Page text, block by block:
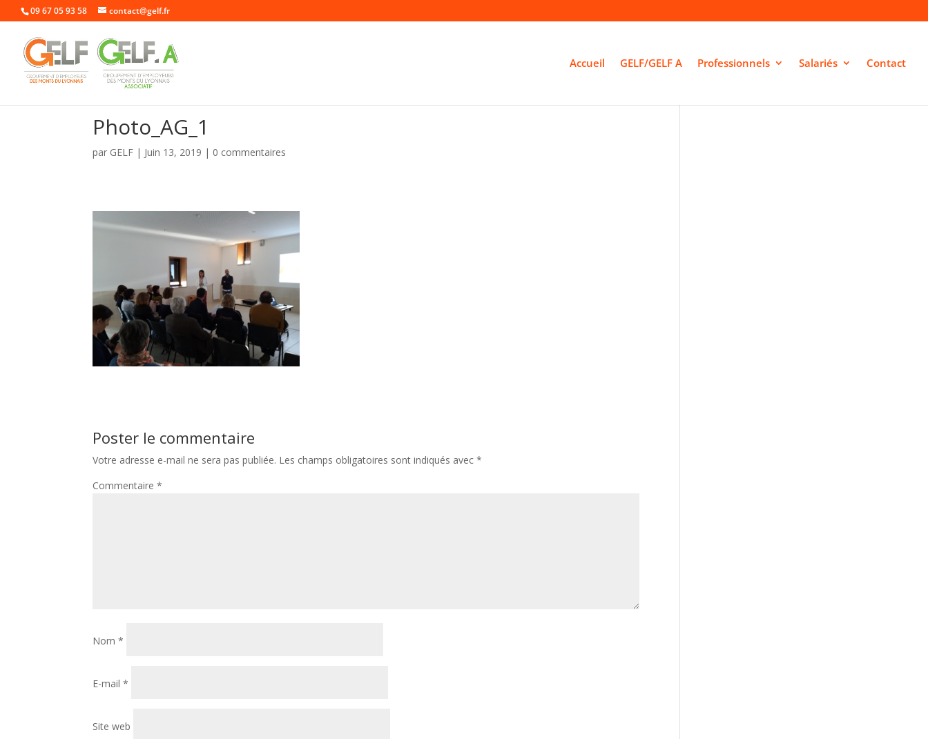
09 67 05 93 58 contact@gelf.fr
Accueil GELF/GELF A Professionnels Salariés Contact
Photo_AG_1
par GELF | Juin 13, 2019 | 0 commentaires
Poster le commentaire
Votre adresse e-mail ne sera pas publiée. Les champs obligatoires sont indiqués avec*
Commentaire*
Nom*
E-mail*
Site web